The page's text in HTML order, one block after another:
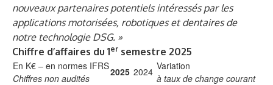
nouveaux partenaires potentiels intéressés par les
applications motorisées, robotiques et dentaires de
notre technologie DSG. »
Chiffre d’affaires du 1er semestre 2025
En K€ – en normes IFRS
Chiffres non audités
2025 2024 Variation
à taux de change courant